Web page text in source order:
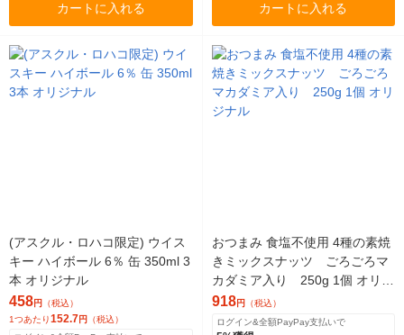
カートに入れる カートに入れる
(アスクル・ロハコ限定) ウイス
キー ハイボール 6％ 缶 350ml 3
本 オリジナル
458円 （税込）
1つあたり152.7円 （税込）
おつまみ 食塩不使用 4種の素焼
きミックスナッツ ごろごろマ
カダミア入り 250g 1個 オリジ
ナル
918円 （税込）
ログイン&全額PayPay支払いで